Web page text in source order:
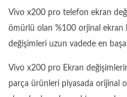
Vivo x200 pro telefon ekran
ömürlü olan %100 orjinal ekran
değişimleri uzun vadede en
Vivo x200 pro Ekran
parça ürünleri piyasada orijinal